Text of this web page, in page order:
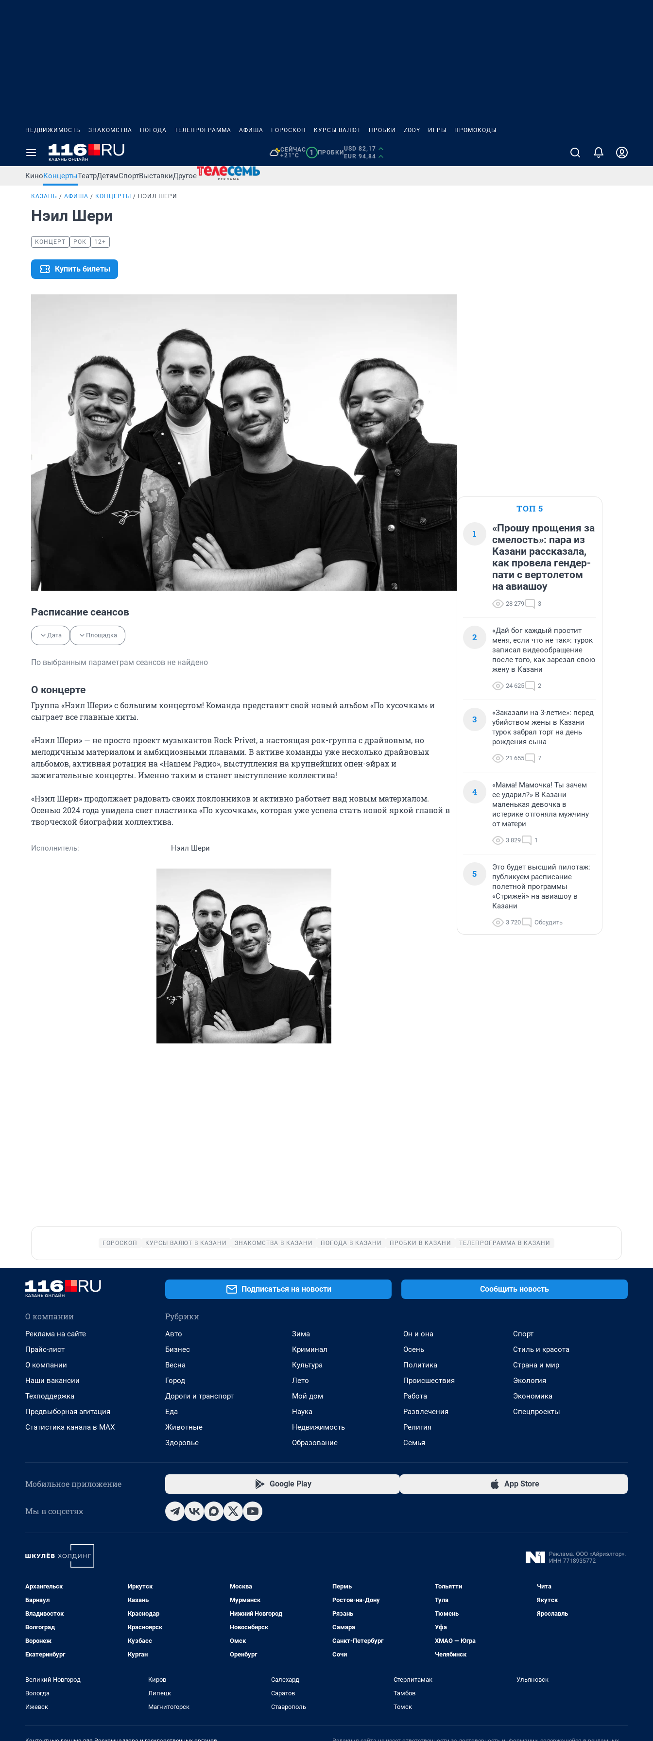
НЕДВИЖИМОСТЬ ЗНАКОМСТВА ПОГОДА ТЕЛЕПРОГРАММА АФИША ГОРОСКОП КУРСЫ ВАЛЮТ ПРОБКИ ZODY ИГРЫ ПРОМОКОДЫ
СЕЙЧАС
+21°C
1 ПРОБКИ
USD 82,17
EUR 94,84
КиноКонцертыТеатрДетямСпортВыставкиДругое
КАЗАНЬ АФИША КОНЦЕРТЫ НЭИЛ ШЕРИ
Нэил Шери
КОНЦЕРТ РОК 12+
Купить билеты
Расписание сеансов
Дата Площадка
По выбранным параметрам сеансов не найдено
О концерте
Группа «Нэил Шери» с большим концертом! Команда представит свой новый альбом «По кусочкам» и
сыграет все главные хиты.
«Нэил Шери» — не просто проект музыкантов Rock Privet, а настоящая рок-группа с драйвовым, но
мелодичным материалом и амбициозными планами. В активе команды уже несколько драйвовых
альбомов, активная ротация на «Нашем Радио», выступления на крупнейших опен-эйрах и
зажигательные концерты. Именно таким и станет выступление коллектива!
«Нэил Шери» продолжает радовать своих поклонников и активно работает над новым материалом.
Осенью 2024 года увидела свет пластинка «По кусочкам», которая уже успела стать новой яркой главой в
творческой биографии коллектива.
Исполнитель: Нэил Шери
ТОП 5
1
«Прошу прощения за
смелость»: пара из
Казани рассказала,
как провела гендер-
пати с вертолетом
на авиашоу
28 279 3
2
«Дай бог каждый простит
меня, если что не так»: турок
записал видеообращение
после того, как зарезал свою
жену в Казани
24 625 2
3
«Заказали на 3-летие»: перед
убийством жены в Казани
турок забрал торт на день
рождения сына
21 655 7
4
«Мама! Мамочка! Ты зачем
ее ударил?» В Казани
маленькая девочка в
истерике отгоняла мужчину
от матери
3 829 1
5
Это будет высший пилотаж:
публикуем расписание
полетной программы
«Стрижей» на авиашоу в
Казани
3 720 Обсудить
ГОРОСКОП КУРСЫ ВАЛЮТ В КАЗАНИ ЗНАКОМСТВА В КАЗАНИ ПОГОДА В КАЗАНИ ПРОБКИ В КАЗАНИ ТЕЛЕПРОГРАММА В КАЗАНИ
Подписаться на новости Сообщить новость
О компании
Реклама на сайте
Прайс-лист
О компании
Наши вакансии
Техподдержка
Предвыборная агитация
Статистика канала в MAX
Рубрики
Авто
Бизнес
Весна
Город
Дороги и транспорт
Еда
Животные
Здоровье
Зима
Криминал
Культура
Лето
Мой дом
Наука
Недвижимость
Образование
Он и она
Осень
Политика
Происшествия
Работа
Развлечения
Религия
Семья
Спорт
Стиль и красота
Страна и мир
Экология
Экономика
Спецпроекты
Мобильное приложение Google Play App Store
Мы в соцсетях
Архангельск
Барнаул
Владивосток
Волгоград
Воронеж
Екатеринбург
Иркутск
Казань
Краснодар
Красноярск
Кузбасс
Курган
Москва
Мурманск
Нижний Новгород
Новосибирск
Омск
Оренбург
Пермь
Ростов-на-Дону
Рязань
Самара
Санкт-Петербург
Сочи
Тольятти
Тула
Тюмень
Уфа
ХМАО — Югра
Челябинск
Чита
Якутск
Ярославль
Великий Новгород
Вологда
Ижевск
Киров
Липецк
Магнитогорск
Салехард
Саратов
Ставрополь
Стерлитамак
Тамбов
Томск
Ульяновск